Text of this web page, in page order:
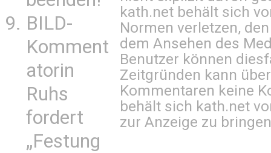
BILD-
Komment
atorin
Ruhs
fordert
„Festung
kath.net behält sich
Normen verletzen,
dem Ansehen des
Benutzer können
Zeitgründen kann
Kommentaren keine
behält sich kath.net
zur Anzeige zu